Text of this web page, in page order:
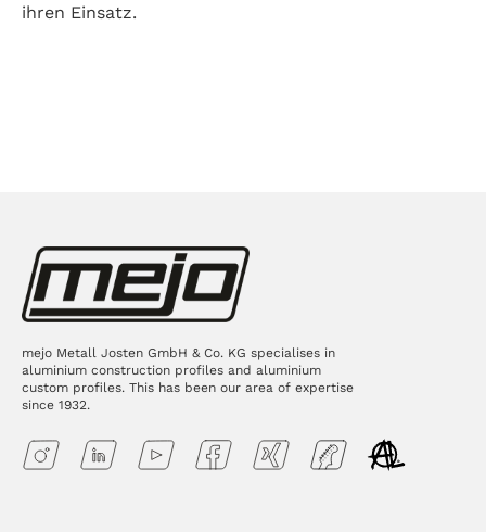
ihren Einsatz.
mejo Metall Josten GmbH & Co. KG specialises in
aluminium construction profiles and aluminium
custom profiles. This has been our area of expertise
since 1932.